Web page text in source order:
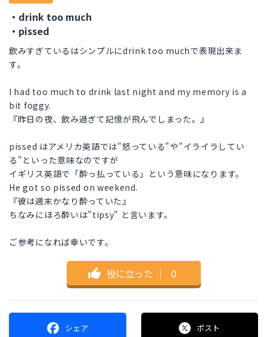
・drink too much
・pissed
飲みすぎているはシンプルにdrink too muchで表現出来ま
す。
I had too much to drink last night and my memory is a
bit foggy.
『昨日の夜、飲み過ぎて記憶が飛んでしまった。』
pissed はアメリカ英語では"怒っている"や"イライラしてい
る"といった意味なのですが
イギリス英語で「酔っ払っている」という意味になります。
He got so pissed on weekend.
『彼は週末かなり酔っていた』
ちなみにほろ酔いは"tipsy" と言います。
ご参考になれば幸いです。
役に立った ｜ 0
シェア ポスト